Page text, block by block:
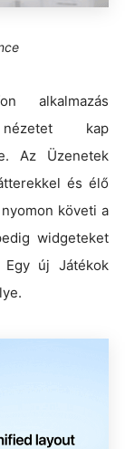
alkalmazás
nézetet kap
Az Üzenetek
és élő
követi a
widgeteket
új Játékok